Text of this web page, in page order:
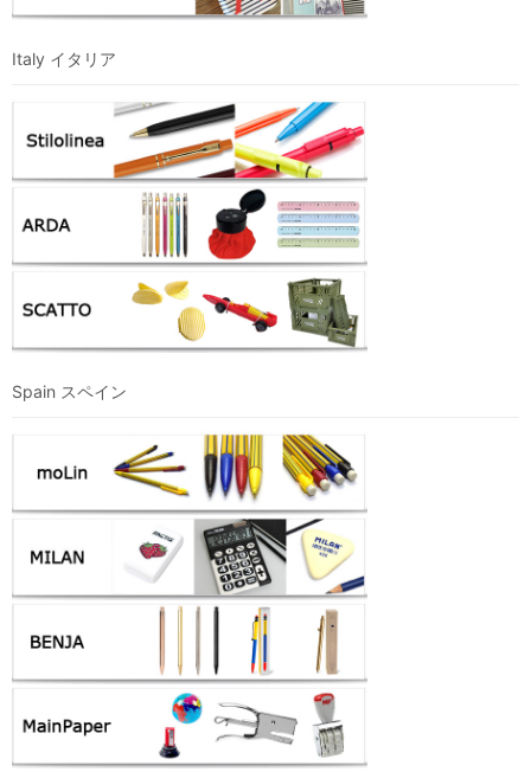
Italy イタリア
Spain スペイン